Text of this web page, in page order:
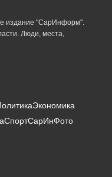
издание "СарИнформ".
Люди, места,
Экономика
СпортСарИнФото